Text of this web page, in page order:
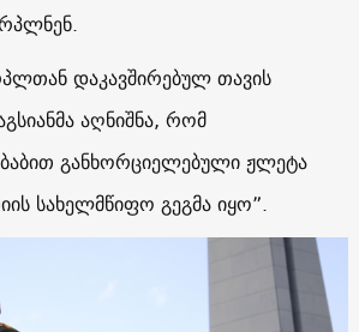
დაკავშირებულ თავის
აღნიშნა, რომ
განხორციელებული ჟლეტა
სახელმწიფო გეგმა იყო”.